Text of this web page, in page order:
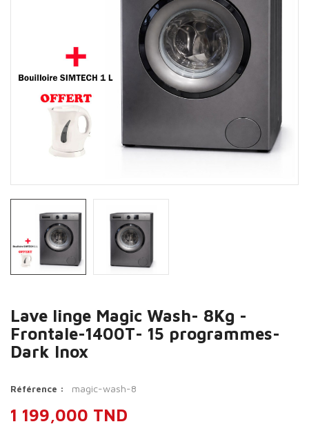
Lave linge Magic Wash- 8Kg -
Frontale-1400T- 15 programmes-
Dark Inox
Référence : magic-wash-8
1 199,000 TND